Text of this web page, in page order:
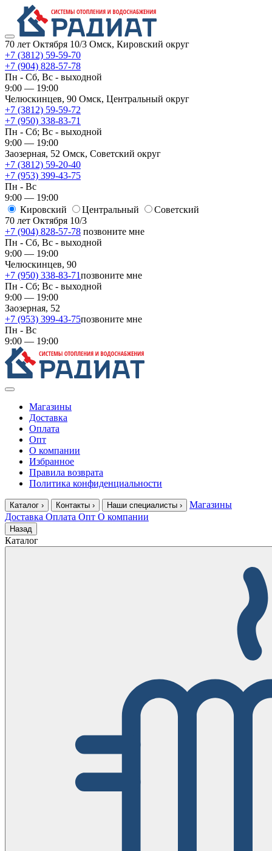
70 лет Октября 10/3 Омск, Кировский округ
+7 (3812) 59-59-70
+7 (904) 828-57-78
Пн - Сб, Вс - выходной
9:00 — 19:00
Челюскинцев, 90 Омск, ​Центральный округ
+7 (3812) 59-59-72
+7 (950) 338-83-71
Пн - Сб; Вс - выходной
9:00 — 19:00
Заозерная, 52 Омск, ​Советский округ
+7 (3812) 59-20-40
+7 (953) 399-43-75
Пн - Вс
9:00 — 19:00
Кировский
​Центральный
​Советский
70 лет Октября 10/3
+7 (904) 828-57-78 позвоните мне
Пн - Сб, Вс - выходной
9:00 — 19:00
Челюскинцев, 90
+7 (950) 338-83-71позвоните мне
Пн - Сб; Вс - выходной
9:00 — 19:00
Заозерная, 52
+7 (953) 399-43-75позвоните мне
Пн - Вс
9:00 — 19:00
Магазины
Доставка
Оплата
Опт
О компании
Избранное
Правила возврата
Политика конфиденциальности
Каталог › Контакты › Наши специалисты ›
Магазины
Доставка Оплата Опт О компании
Назад
Каталог